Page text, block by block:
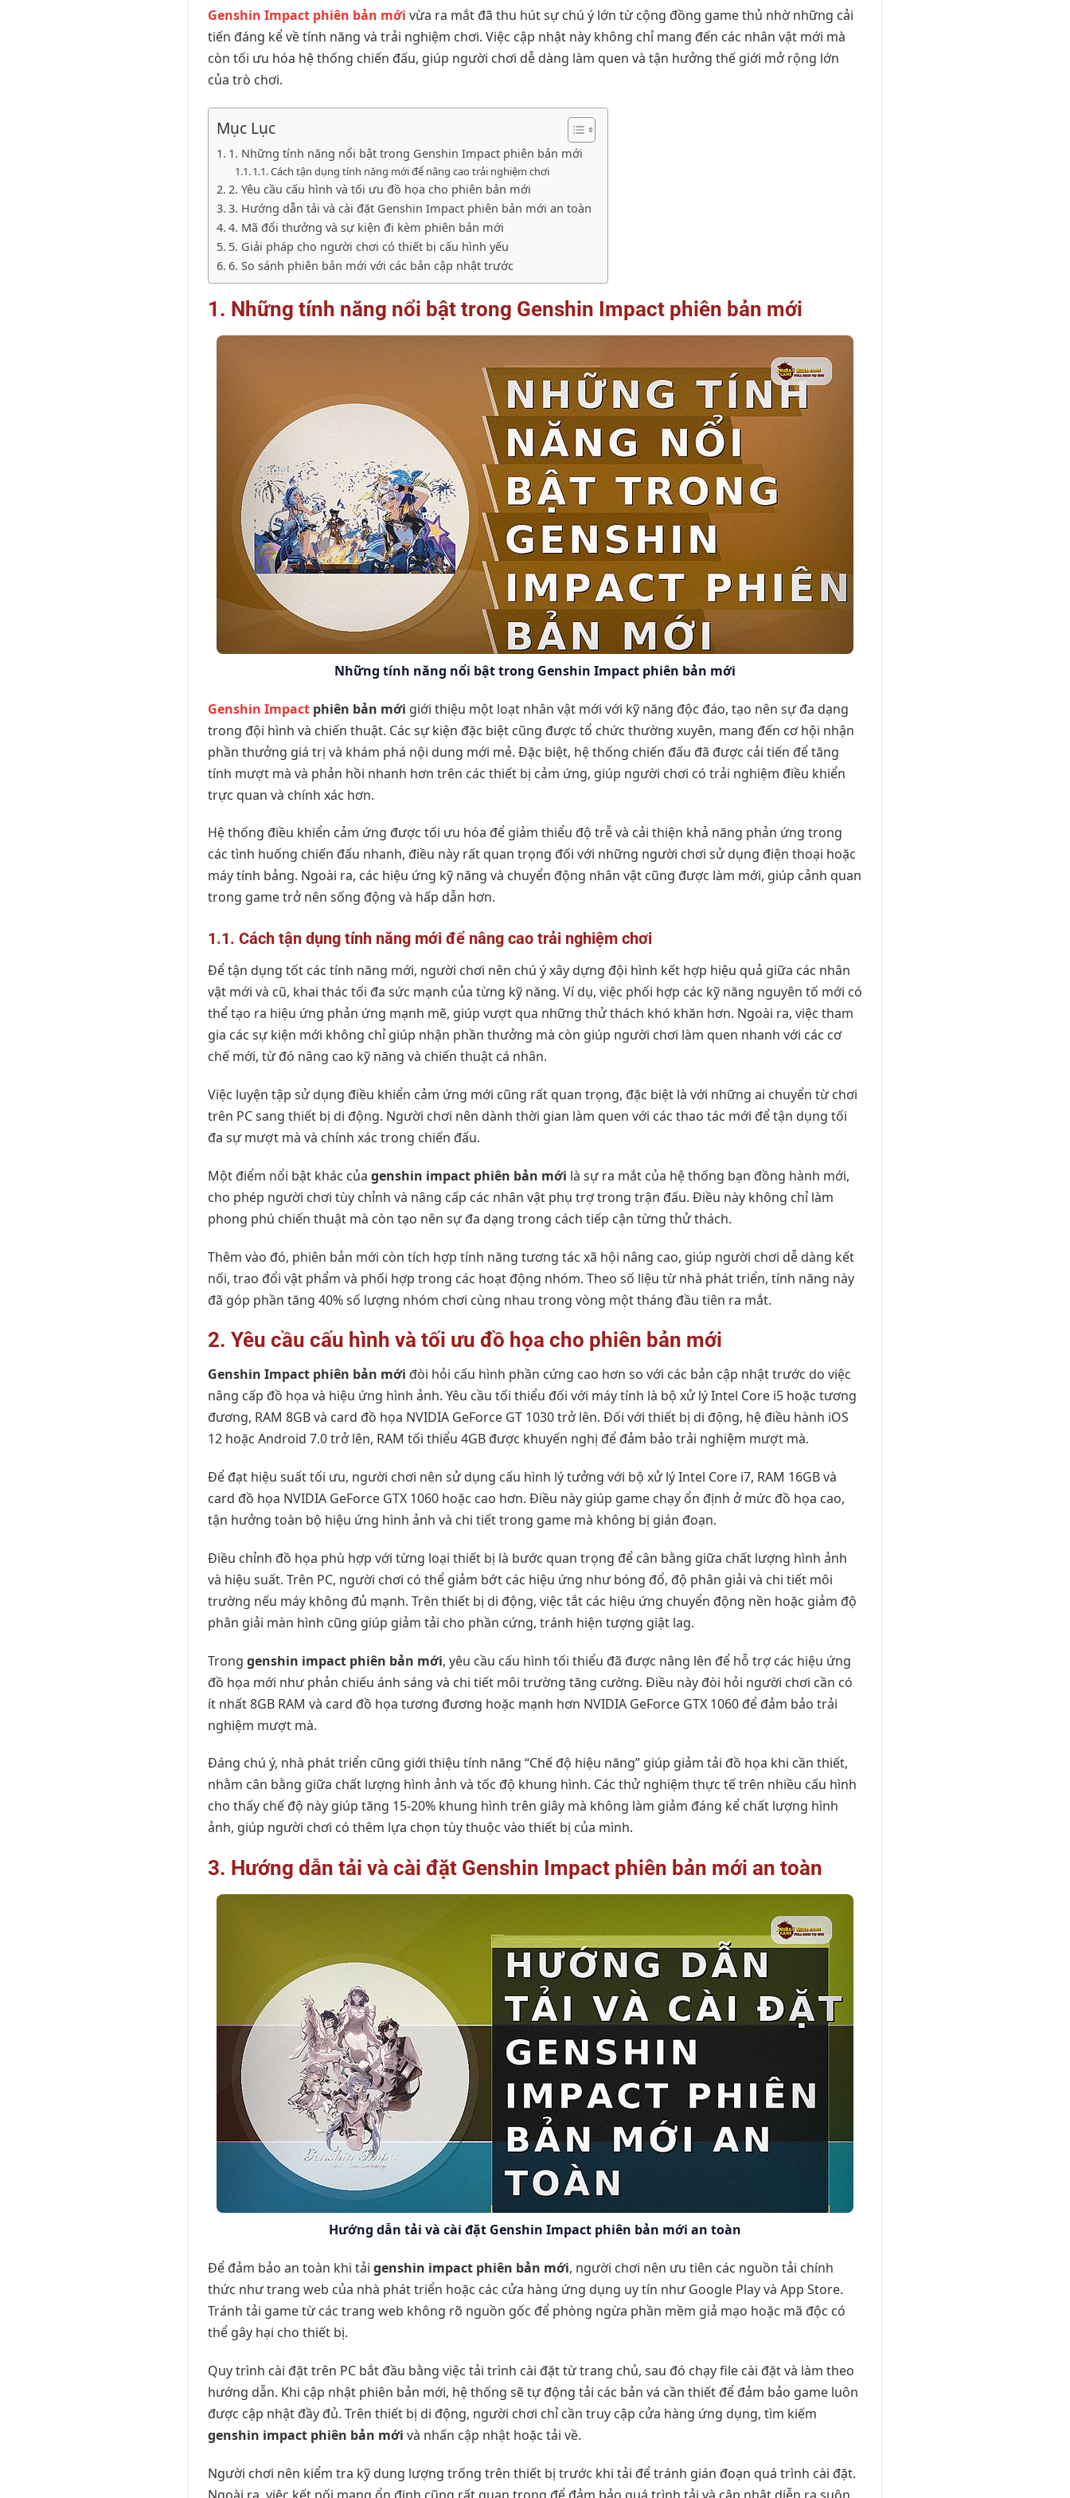
Genshin Impact phiên bản mới vừa ra mắt đã thu hút sự chú ý lớn từ cộng đồng game thủ nhờ những cải
tiến đáng kể về tính năng và trải nghiệm chơi. Việc cập nhật này không chỉ mang đến các nhân vật mới mà
còn tối ưu hóa hệ thống chiến đấu, giúp người chơi dễ dàng làm quen và tận hưởng thế giới mở rộng lớn
của trò chơi.
Mục Lục
1. Những tính năng nổi bật trong Genshin Impact phiên bản mới
1.1. Cách tận dụng tính năng mới để nâng cao trải nghiệm chơi
2. Yêu cầu cấu hình và tối ưu đồ họa cho phiên bản mới
3. Hướng dẫn tải và cài đặt Genshin Impact phiên bản mới an toàn
4. Mã đổi thưởng và sự kiện đi kèm phiên bản mới
5. Giải pháp cho người chơi có thiết bị cấu hình yếu
6. So sánh phiên bản mới với các bản cập nhật trước
1. Những tính năng nổi bật trong Genshin Impact phiên bản mới
Những tính năng nổi bật trong Genshin Impact phiên bản mới
Genshin Impact phiên bản mới giới thiệu một loạt nhân vật mới với kỹ năng độc đáo, tạo nên sự đa dạng
trong đội hình và chiến thuật. Các sự kiện đặc biệt cũng được tổ chức thường xuyên, mang đến cơ hội nhận
phần thưởng giá trị và khám phá nội dung mới mẻ. Đặc biệt, hệ thống chiến đấu đã được cải tiến để tăng
tính mượt mà và phản hồi nhanh hơn trên các thiết bị cảm ứng, giúp người chơi có trải nghiệm điều khiển
trực quan và chính xác hơn.
Hệ thống điều khiển cảm ứng được tối ưu hóa để giảm thiểu độ trễ và cải thiện khả năng phản ứng trong
các tình huống chiến đấu nhanh, điều này rất quan trọng đối với những người chơi sử dụng điện thoại hoặc
máy tính bảng. Ngoài ra, các hiệu ứng kỹ năng và chuyển động nhân vật cũng được làm mới, giúp cảnh quan
trong game trở nên sống động và hấp dẫn hơn.
1.1. Cách tận dụng tính năng mới để nâng cao trải nghiệm chơi
Để tận dụng tốt các tính năng mới, người chơi nên chú ý xây dựng đội hình kết hợp hiệu quả giữa các nhân
vật mới và cũ, khai thác tối đa sức mạnh của từng kỹ năng. Ví dụ, việc phối hợp các kỹ năng nguyên tố mới có
thể tạo ra hiệu ứng phản ứng mạnh mẽ, giúp vượt qua những thử thách khó khăn hơn. Ngoài ra, việc tham
gia các sự kiện mới không chỉ giúp nhận phần thưởng mà còn giúp người chơi làm quen nhanh với các cơ
chế mới, từ đó nâng cao kỹ năng và chiến thuật cá nhân.
Việc luyện tập sử dụng điều khiển cảm ứng mới cũng rất quan trọng, đặc biệt là với những ai chuyển từ chơi
trên PC sang thiết bị di động. Người chơi nên dành thời gian làm quen với các thao tác mới để tận dụng tối
đa sự mượt mà và chính xác trong chiến đấu.
Một điểm nổi bật khác của genshin impact phiên bản mới là sự ra mắt của hệ thống bạn đồng hành mới,
cho phép người chơi tùy chỉnh và nâng cấp các nhân vật phụ trợ trong trận đấu. Điều này không chỉ làm
phong phú chiến thuật mà còn tạo nên sự đa dạng trong cách tiếp cận từng thử thách.
Thêm vào đó, phiên bản mới còn tích hợp tính năng tương tác xã hội nâng cao, giúp người chơi dễ dàng kết
nối, trao đổi vật phẩm và phối hợp trong các hoạt động nhóm. Theo số liệu từ nhà phát triển, tính năng này
đã góp phần tăng 40% số lượng nhóm chơi cùng nhau trong vòng một tháng đầu tiên ra mắt.
2. Yêu cầu cấu hình và tối ưu đồ họa cho phiên bản mới
Genshin Impact phiên bản mới đòi hỏi cấu hình phần cứng cao hơn so với các bản cập nhật trước do việc
nâng cấp đồ họa và hiệu ứng hình ảnh. Yêu cầu tối thiểu đối với máy tính là bộ xử lý Intel Core i5 hoặc tương
đương, RAM 8GB và card đồ họa NVIDIA GeForce GT 1030 trở lên. Đối với thiết bị di động, hệ điều hành iOS
12 hoặc Android 7.0 trở lên, RAM tối thiểu 4GB được khuyến nghị để đảm bảo trải nghiệm mượt mà.
Để đạt hiệu suất tối ưu, người chơi nên sử dụng cấu hình lý tưởng với bộ xử lý Intel Core i7, RAM 16GB và
card đồ họa NVIDIA GeForce GTX 1060 hoặc cao hơn. Điều này giúp game chạy ổn định ở mức đồ họa cao,
tận hưởng toàn bộ hiệu ứng hình ảnh và chi tiết trong game mà không bị gián đoạn.
Điều chỉnh đồ họa phù hợp với từng loại thiết bị là bước quan trọng để cân bằng giữa chất lượng hình ảnh
và hiệu suất. Trên PC, người chơi có thể giảm bớt các hiệu ứng như bóng đổ, độ phân giải và chi tiết môi
trường nếu máy không đủ mạnh. Trên thiết bị di động, việc tắt các hiệu ứng chuyển động nền hoặc giảm độ
phân giải màn hình cũng giúp giảm tải cho phần cứng, tránh hiện tượng giật lag.
Trong genshin impact phiên bản mới, yêu cầu cấu hình tối thiểu đã được nâng lên để hỗ trợ các hiệu ứng
đồ họa mới như phản chiếu ánh sáng và chi tiết môi trường tăng cường. Điều này đòi hỏi người chơi cần có
ít nhất 8GB RAM và card đồ họa tương đương hoặc mạnh hơn NVIDIA GeForce GTX 1060 để đảm bảo trải
nghiệm mượt mà.
Đáng chú ý, nhà phát triển cũng giới thiệu tính năng “Chế độ hiệu năng” giúp giảm tải đồ họa khi cần thiết,
nhằm cân bằng giữa chất lượng hình ảnh và tốc độ khung hình. Các thử nghiệm thực tế trên nhiều cấu hình
cho thấy chế độ này giúp tăng 15-20% khung hình trên giây mà không làm giảm đáng kể chất lượng hình
ảnh, giúp người chơi có thêm lựa chọn tùy thuộc vào thiết bị của mình.
3. Hướng dẫn tải và cài đặt Genshin Impact phiên bản mới an toàn
Hướng dẫn tải và cài đặt Genshin Impact phiên bản mới an toàn
Để đảm bảo an toàn khi tải genshin impact phiên bản mới, người chơi nên ưu tiên các nguồn tải chính
thức như trang web của nhà phát triển hoặc các cửa hàng ứng dụng uy tín như Google Play và App Store.
Tránh tải game từ các trang web không rõ nguồn gốc để phòng ngừa phần mềm giả mạo hoặc mã độc có
thể gây hại cho thiết bị.
Quy trình cài đặt trên PC bắt đầu bằng việc tải trình cài đặt từ trang chủ, sau đó chạy file cài đặt và làm theo
hướng dẫn. Khi cập nhật phiên bản mới, hệ thống sẽ tự động tải các bản vá cần thiết để đảm bảo game luôn
được cập nhật đầy đủ. Trên thiết bị di động, người chơi chỉ cần truy cập cửa hàng ứng dụng, tìm kiếm
genshin impact phiên bản mới và nhấn cập nhật hoặc tải về.
Người chơi nên kiểm tra kỹ dung lượng trống trên thiết bị trước khi tải để tránh gián đoạn quá trình cài đặt.
Ngoài ra, việc kết nối mạng ổn định cũng rất quan trọng để đảm bảo quá trình tải và cập nhật diễn ra suôn